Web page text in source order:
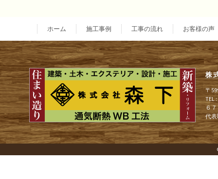
ナ
ビ
ゲ
ー
シ
ホーム 施工事例 工事の流れ お客様の声
株
〒
TEL
６
代